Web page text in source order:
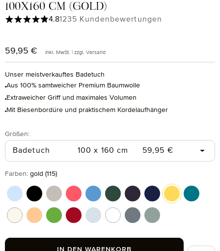
100X160 CM (GOLD)
Regulärer Preis:
59,95 € inkl. MwSt. | zzgl. Versand
Unser meistverkauftes Badetuch
Aus 100% samtweicher Premium Baumwolle
Extraweicher Griff und maximales Volumen
Mit Biesenbordüre und praktischem Kordelaufhänger
Durchschnittliche Bewertung von 4.85 von 5 Sternen
4.81235 Kundenbewertungen
Größenauswählen
:
Badetuch 100 x 160 cm Regulärer Preis:
59,95 €
Farbenauswählen
: gold (115)
aquamarine (577)
black (199)cashmere (713)
coral (262)cornflower (410)
cypress (665)
dark grey (820)
deep sea (596)
gold (115)lagoon
nature (869)peach fuzz (163)
peridot (658)
ruby (075)silver (829)snow (001)stone (850)tea (660)
IN DEN WARENKORB